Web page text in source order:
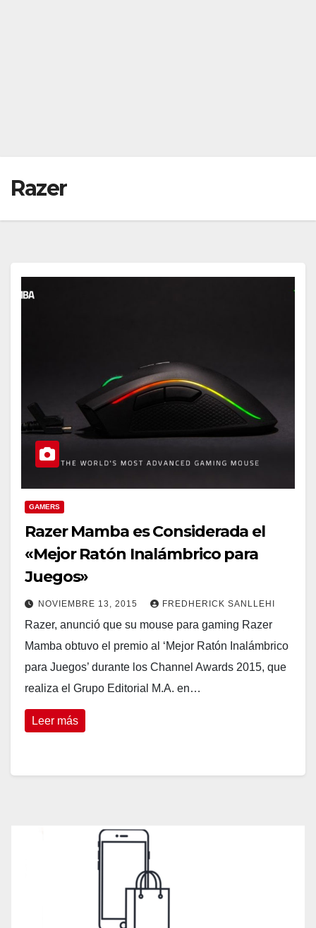
Razer
GAMERS
Razer Mamba es Considerada el
«Mejor Ratón Inalámbrico para
Juegos»
NOVIEMBRE 13, 2015 FREDHERICK SANLLEHI
Razer, anunció que su mouse para gaming Razer
Mamba obtuvo el premio al ‘Mejor Ratón Inalámbrico
para Juegos’ durante los Channel Awards 2015, que
realiza el Grupo Editorial M.A. en…
Leer más